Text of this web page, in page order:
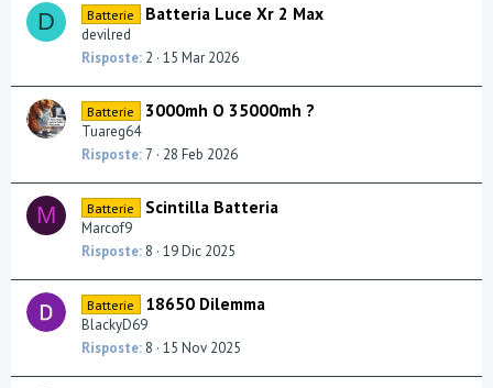
D Batterie Batteria Luce Xr 2 Max
devilred
Risposte 2 15 Mar 2026
Batterie 3000mh O 35000mh ?
Tuareg64
Risposte 7 28 Feb 2026
M Batterie Scintilla Batteria
Marcof9
Risposte 8 19 Dic 2025
Batterie 18650 Dilemma
BlackyD69
Risposte 8 15 Nov 2025